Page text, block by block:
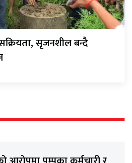
सृजनशील बन्दै